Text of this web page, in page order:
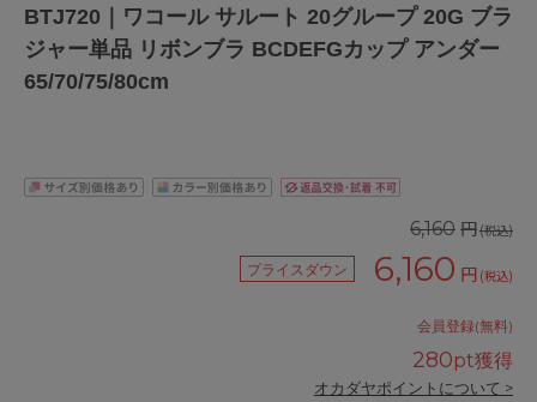
BTJ720｜ワコール サルート 20グループ 20G ブラ
ジャー単品 リボンブラ BCDEFGカップ アンダー
65/70/75/80cm
6,160 円(税込)
プライスダウン 6,160 円 (税込)
会員登録(無料)
280pt獲得
オカダヤポイントについて >